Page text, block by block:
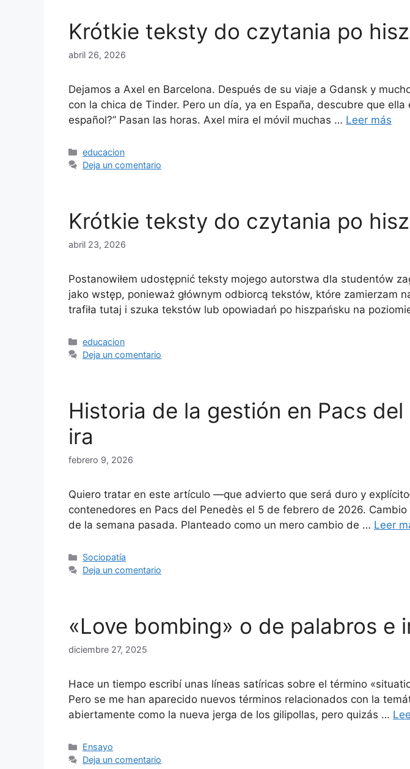
Krótkie teksty do czytania po
abril 26, 2026
Dejamos a Axel en Barcelona. Después de su viaje a Gdansk y
con la chica de Tinder. Pero un día, ya en España, descubre que
español?” Pasan las horas. Axel mira el móvil muchas … Leer más
Categorías
educacion
Deja un comentario
Krótkie teksty do czytania po
abril 23, 2026
Postanowiłem udostępnić teksty mojego autorstwa dla studentów
jako wstęp, ponieważ głównym odbiorcą tekstów, które zamierzam
trafiła tutaj i szuka tekstów lub opowiadań po hiszpańsku na
Categorías
educacion
Deja un comentario
Historia de la gestión en Pacs
ira
febrero 9, 2026
Quiero tratar en este artículo —que advierto que será duro y
contenedores en Pacs del Penedès el 5 de febrero de 2026.
de la semana pasada. Planteado como un mero cambio de … Leer
Categorías
Sociopatía
Deja un comentario
«Love bombing» o de palabros e
diciembre 27, 2025
Hace un tiempo escribí unas líneas satíricas sobre el término
Pero se me han aparecido nuevos términos relacionados con la
abiertamente como la nueva jerga de los gilipollas, pero quizás …
Categorías
Ensayo
Deja un comentario